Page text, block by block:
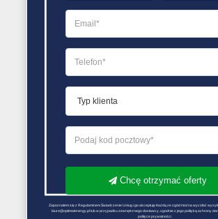
Chcę otrzymać oferty
Zapoznałem się z Regulaminem Świadczenie Usług i go akceptuję Każdą ze zgód można wycofać
biuro@optimalenergy.pl lub w przypadku zewnętrznego dostawcy, zgodnie z jego polityką ochrony
polityce prywatności